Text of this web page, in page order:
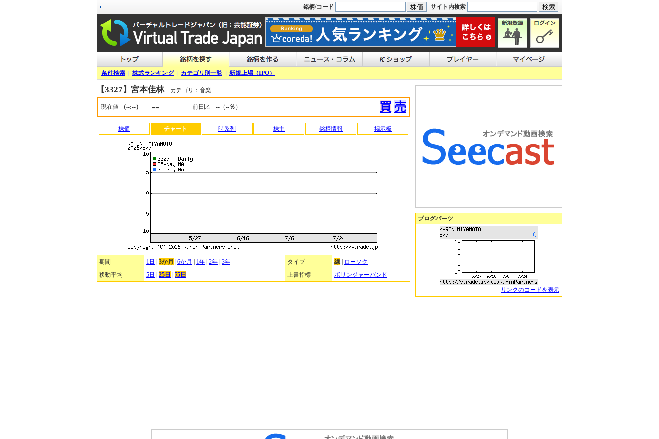
銘柄/コード サイト内検索
条件検索 株式ランキング| カテゴリ別一覧 新規上場（IPO）
【3327】宮本佳林カテゴリ：音楽
現在値 （--:--） -- 前日比 -- （--％ ） 買 売
株価 チャート 時系列 株主 銘柄情報 掲示板
期間 1日 3か月 6か月 1年 2年 3年 タイプ 線
ローソク
移動平均
5日 25日 75日 上書指標 ボリンジャーバンド
ブログパーツ
リンクのコードを表示